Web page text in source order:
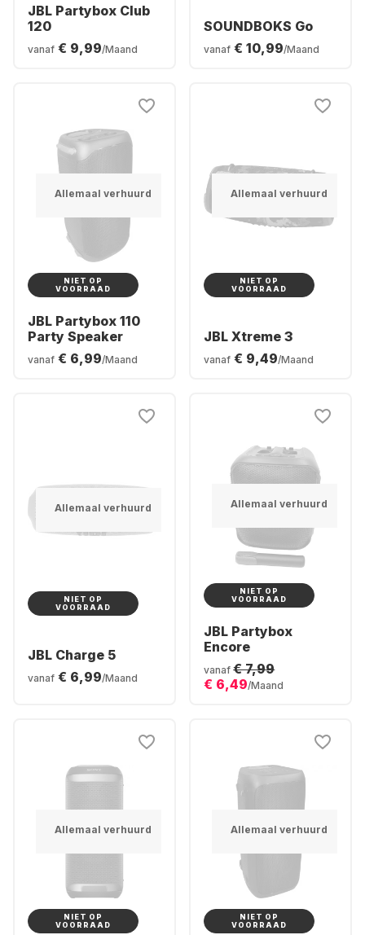
JBL Partybox Club
120
vanaf € 9,99/Maand
SOUNDBOKS Go
vanaf € 10,99/Maand
Allemaal verhuurd
NIET OP
VOORRAAD
JBL Partybox 110
Party Speaker
vanaf € 6,99/Maand
Allemaal verhuurd
NIET OP
VOORRAAD
JBL Xtreme 3
vanaf € 9,49/Maand
Allemaal verhuurd
NIET OP
VOORRAAD
JBL Charge 5
vanaf € 6,99/Maand
Allemaal verhuurd
NIET OP
VOORRAAD
JBL Partybox
Encore
vanaf € 7,99
€ 6,49/Maand
Allemaal verhuurd
NIET OP
VOORRAAD
Allemaal verhuurd
NIET OP
VOORRAAD